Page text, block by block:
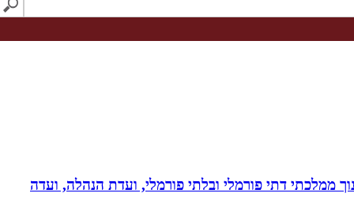
ממלכתי דתי פורמלי ובלתי פורמלי, ועדת הנהלה, ועדה